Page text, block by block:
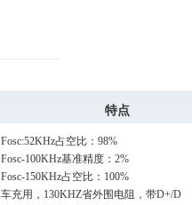
特点
Fosc:52KHz占空比：98%
Fosc-100KHz基准精度：2%
Fosc-150KHz占空比：100%
车充用，130KHZ省外围电阻，带D+/D